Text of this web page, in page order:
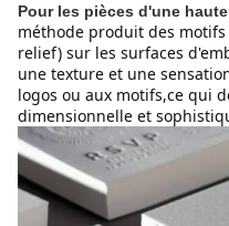
Pour les pièces d'une
méthode produit des
relief) sur les surfaces
une texture et une
logos ou aux motifs,ce qui
dimensionnelle et